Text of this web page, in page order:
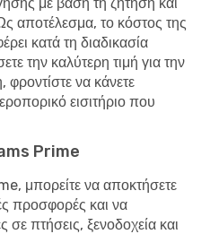
αποτέλεσμα, το κόστος της
κατά τη διαδικασία
την καλύτερη τιμή για την
να κάνετε
εισιτήριο που
Prime
μπορείτε να αποκτήσετε
προσφορές και να
σε πτήσεις, ξενοδοχεία και